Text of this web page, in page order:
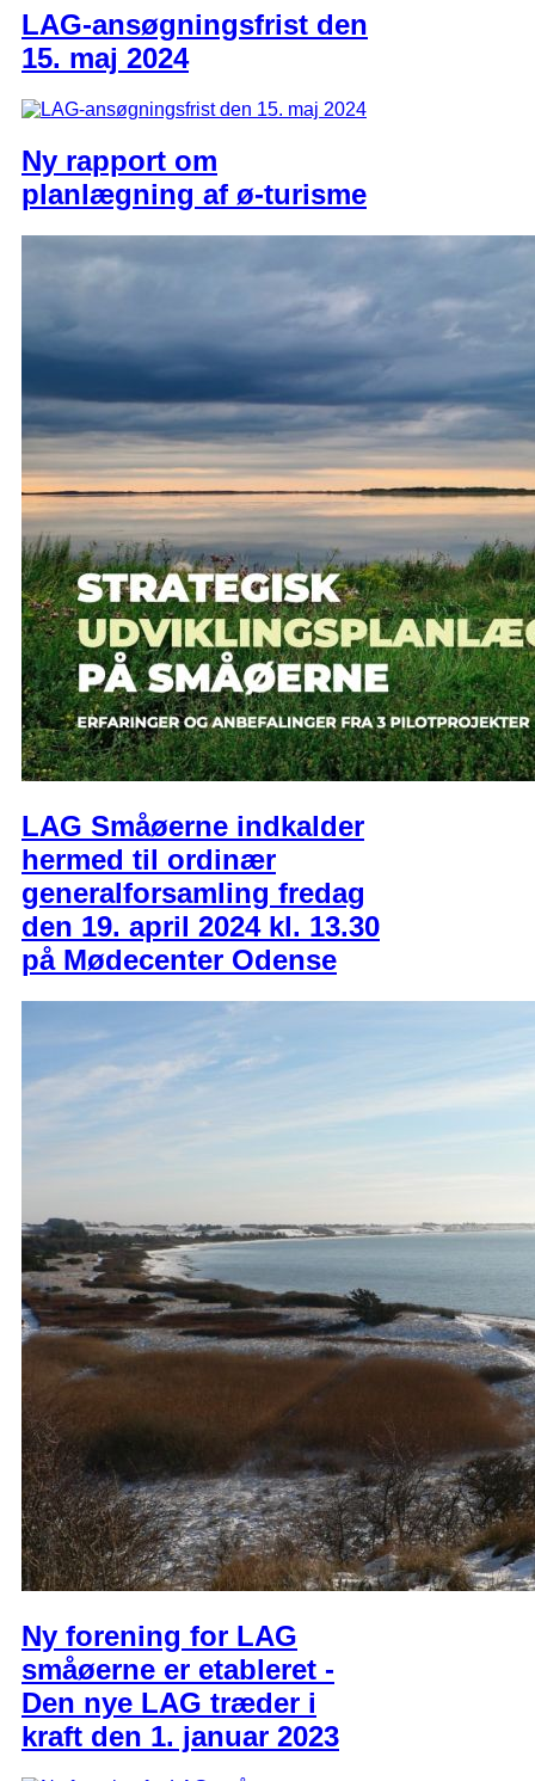
LAG-ansøgningsfrist den
15. maj 2024
Ny rapport om
planlægning af ø-turisme
LAG Småøerne indkalder
hermed til ordinær
generalforsamling fredag
den 19. april 2024 kl. 13.30
på Mødecenter Odense
Ny forening for LAG
småøerne er etableret -
Den nye LAG træder i
kraft den 1. januar 2023